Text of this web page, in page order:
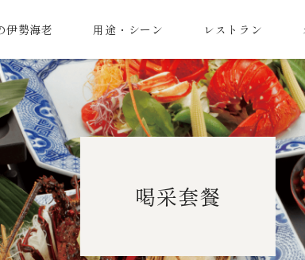
伊勢海老 用途・シーン レストラン
喝采套餐